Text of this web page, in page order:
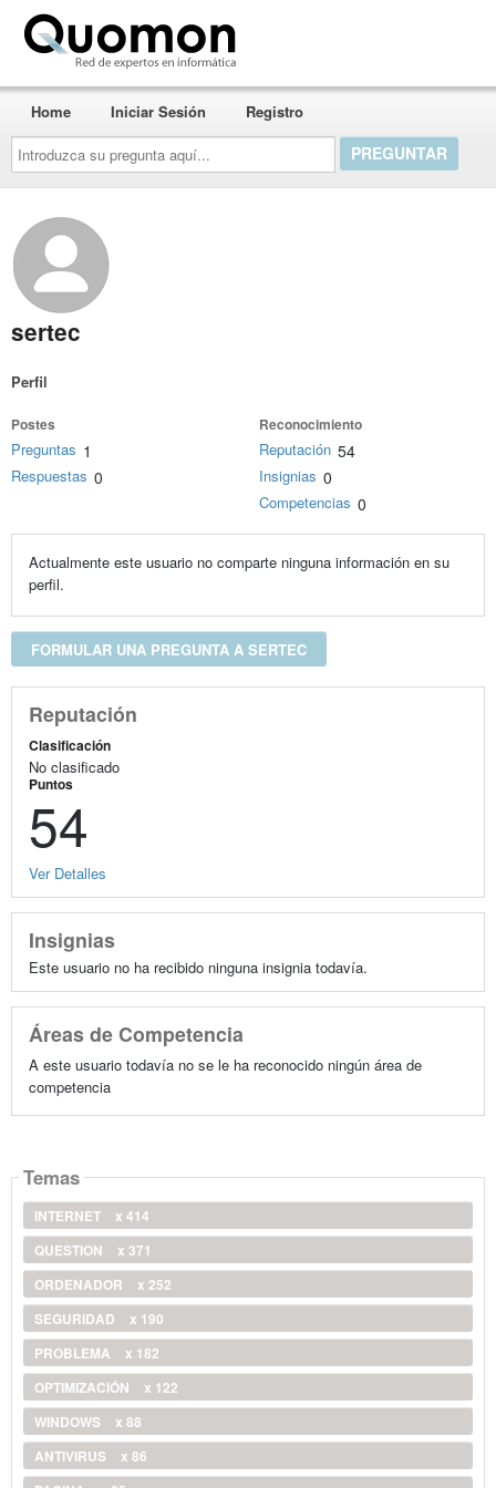
Introduzca
su
pregunta
aquí...
Home Iniciar Sesión Registro
sertec
Perfil
Postes
Preguntas 1
Respuestas 0
Reconocimiento
Reputación 54
Insignias 0
Competencias 0
Actualmente este usuario no comparte ninguna información en su
perfil.
FORMULAR UNA PREGUNTA A SERTEC
Reputación
Clasificación
No clasificado
Puntos
54
Ver Detalles
Insignias
Este usuario no ha recibido ninguna insignia todavía.
Áreas de Competencia
A este usuario todavía no se le ha reconocido ningún área de
competencia
Temas
INTERNET
x 414
QUESTION
x 371
ORDENADOR
x 252
SEGURIDAD
x 190
PROBLEMA
x 182
OPTIMIZACIÓN
x 122
WINDOWS
x 88
ANTIVIRUS
x 86